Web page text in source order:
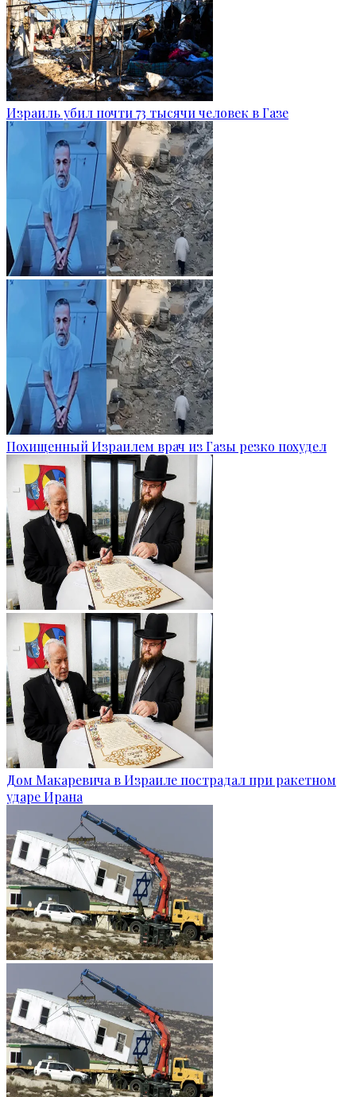
Израиль убил почти 73 тысячи человек в Газе
Похищенный Израилем врач из Газы резко похудел
Дом Макаревича в Израиле пострадал при ракетном
ударе Ирана